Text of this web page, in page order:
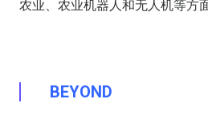
农业、农业机器人和无人机等方面
BEYOND